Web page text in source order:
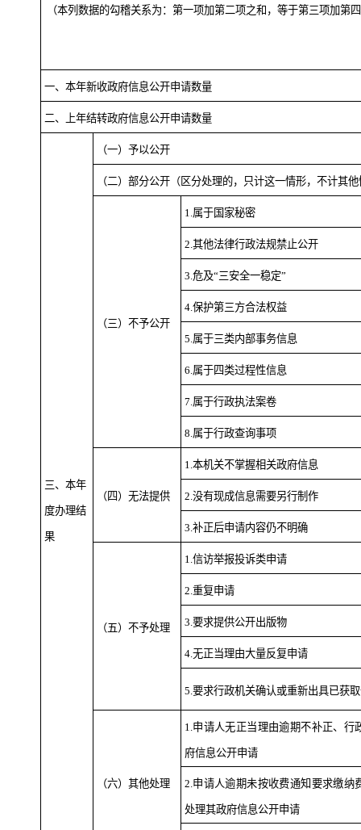
（本列数据的勾稽关系为：第一项加第二项之和，等于第三项加第
一、本年新收政府信息公开申请数量
二、上年结转政府信息公开申请数量
三、本年
度办理结
果
（一）予以公开
（二）部分公开（区分处理的，只计这一情形，不计其他
（三）不予公开
1.属于国家秘密
2.其他法律行政法规禁止公开
3.危及“三安全一稳定”
4.保护第三方合法权益
5.属于三类内部事务信息
6.属于四类过程性信息
7.属于行政执法案卷
8.属于行政查询事项
（四）无法提供
1.本机关不掌握相关政府信息
2.没有现成信息需要另行制作
3.补正后申请内容仍不明确
（五）不予处理
1.信访举报投诉类申请
2.重复申请
3.要求提供公开出版物
4.无正当理由大量反复申请
5.要求行政机关确认或重新出具已获
（六）其他处理
1.申请人无正当理由逾期不补正、行
府信息公开申请
2.申请人逾期未按收费通知要求缴纳
处理其政府信息公开申请